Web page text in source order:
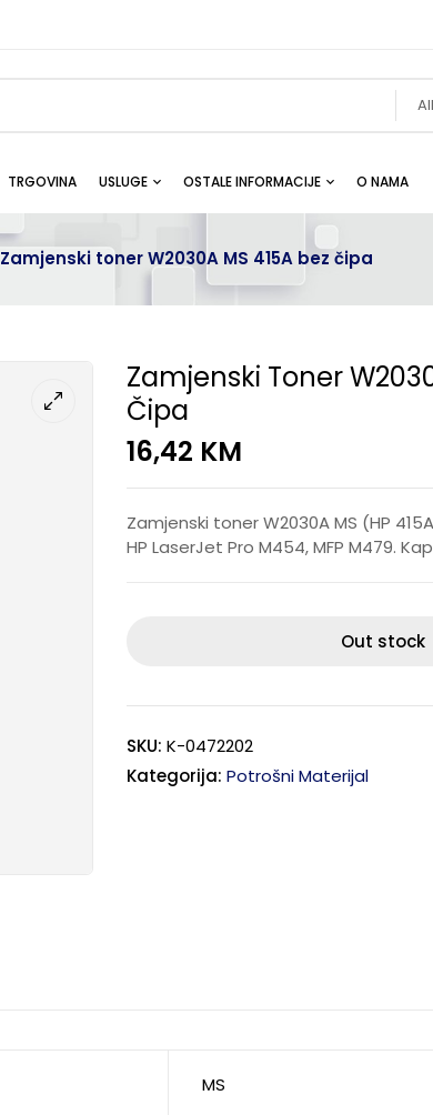
TRGOVINA USLUGE OSTALE INFORMACIJE O NAMA
Zamjenski toner W2030A MS 415A bez čipa
Zamjenski Toner
Čipa
16,42 KM
Zamjenski toner W2030A MS (HP
HP LaserJet Pro M454, MFP M479.
Out stock
SKU: K-0472202
Kategorija: Potrošni Materijal
MS